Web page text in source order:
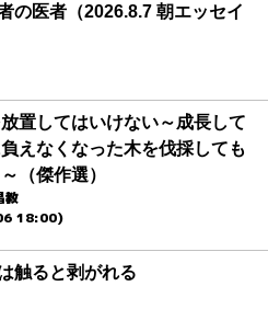
の医者（2026.8.7 朝エッセイ
置してはいけない～成長して
えなくなった木を伐採しても
（傑作選）
教
18:00)
触ると剥がれる